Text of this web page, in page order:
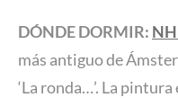
DÓNDE DORMIR:
más antiguo de
‘La ronda…’. La